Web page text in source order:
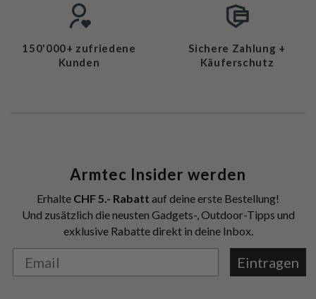
150'000+ zufriedene
Kunden
Sichere Zahlung +
Käuferschutz
Armtec Insider werden
Erhalte CHF 5.- Rabatt auf deine erste Bestellung!
Und zusätzlich die neusten Gadgets-, Outdoor-Tipps und
exklusive Rabatte direkt in deine Inbox.
Eintragen